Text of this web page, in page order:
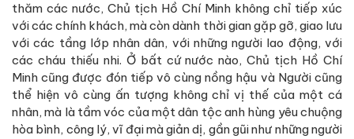
thăm các nước, Chủ tịch Hồ Chí Minh không chỉ tiếp xúc
với các chính khách, mà còn dành thời gian gặp gỡ, giao lưu
với các tầng lớp nhân dân, với những người lao động, với
các cháu thiếu nhi. Ở bất cứ nước nào, Chủ tịch Hồ Chí
Minh cũng được đón tiếp vô cùng nồng hậu và Người cũng
thể hiện vô cùng ấn tượng không chỉ vị thế của một cá
nhân, mà là tầm vóc của một dân tộc anh hùng yêu chuộng
hòa bình, công lý, vĩ đại mà giản dị, gần gũi như những người